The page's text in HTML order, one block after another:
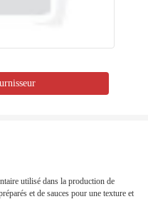
utilisé dans la production de
et de sauces pour une texture et